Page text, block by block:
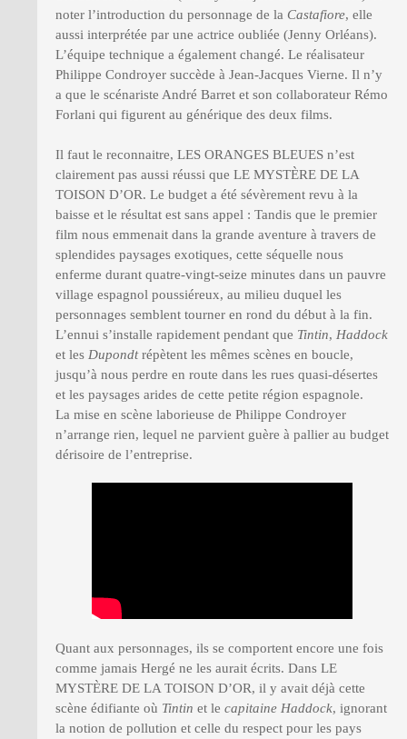
noter l’introduction du personnage de la Castafiore, elle
aussi interprétée par une actrice oubliée (Jenny Orléans).
L’équipe technique a également changé. Le réalisateur
Philippe Condroyer succède à Jean-Jacques Vierne. Il n’y
a que le scénariste André Barret et son collaborateur Rémo
Forlani qui figurent au générique des deux films.
Il faut le reconnaitre, LES ORANGES BLEUES n’est
clairement pas aussi réussi que LE MYSTÈRE DE LA
TOISON D’OR. Le budget a été sévèrement revu à la
baisse et le résultat est sans appel : Tandis que le premier
film nous emmenait dans la grande aventure à travers de
splendides paysages exotiques, cette séquelle nous
enferme durant quatre-vingt-seize minutes dans un pauvre
village espagnol poussiéreux, au milieu duquel les
personnages semblent tourner en rond du début à la fin.
L’ennui s’installe rapidement pendant que Tintin, Haddock
et les Dupondtrépètent les mêmes scènes en boucle,
jusqu’à nous perdre en route dans les rues quasi-désertes
et les paysages arides de cette petite région espagnole.
La mise en scène laborieuse de Philippe Condroyer
n’arrange rien, lequel ne parvient guère à pallier au budget
dérisoire de l’entreprise.
Quant aux personnages, ils se comportent encore une fois
comme jamais Hergé ne les aurait écrits. Dans LE
MYSTÈRE DE LA TOISON D’OR, il y avait déjà cette
scène édifiante où Tintin et le capitaine Haddock, ignorant
la notion de pollution et celle du respect pour les pays